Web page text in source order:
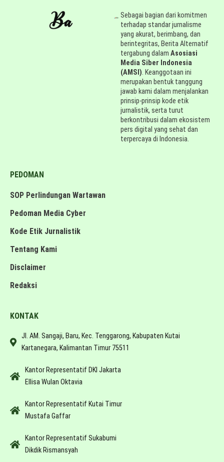
Sebagai bagian dari komitmen
terhadap standar jurnalisme
yang akurat, berimbang, dan
berintegritas, Berita Alternatif
tergabung dalamAsosiasi
Media Siber Indonesia
(AMSI). Keanggotaan ini
merupakan bentuk tanggung
jawab kami dalam menjalankan
prinsip-prinsip kode etik
jurnalistik, serta turut
berkontribusi dalam ekosistem
pers digital yang sehat dan
terpercaya di Indonesia.
PEDOMAN
SOP Perlindungan Wartawan
Pedoman Media Cyber
Kode Etik Jurnalistik
Tentang Kami
Disclaimer
Redaksi
KONTAK
Jl. AM. Sangaji, Baru, Kec. Tenggarong, Kabupaten Kutai
Kartanegara, Kalimantan Timur 75511
Kantor Representatif DKI Jakarta
Ellisa Wulan Oktavia
Kantor Representatif Kutai Timur
Mustafa Gaffar
Kantor Representatif Sukabumi
Dikdik Rismansyah